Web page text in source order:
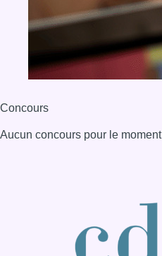
Concours
Aucun concours pour le moment